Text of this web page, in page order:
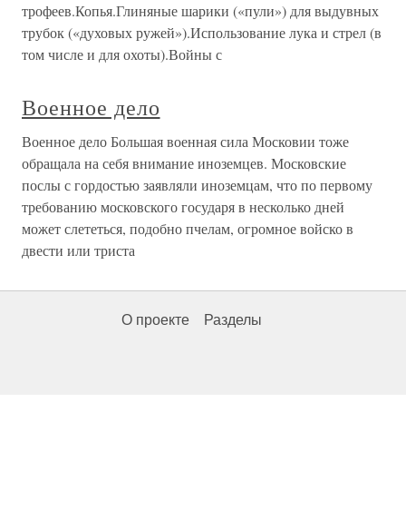
трофеев.Копья.Глиняные шарики («пули») для выдувных
трубок («духовых ружей»).Использование лука и стрел (в
том числе и для охоты).Войны с
Военное дело
Военное дело Большая военная сила Московии тоже
обращала на себя внимание иноземцев. Московские
послы с гордостью заявляли иноземцам, что по первому
требованию московского государя в несколько дней
может слететься, подобно пчелам, огромное войско в
двести или триста
О проекте Разделы